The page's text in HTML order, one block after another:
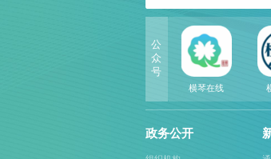
公
众
号
横琴在线
政务公开